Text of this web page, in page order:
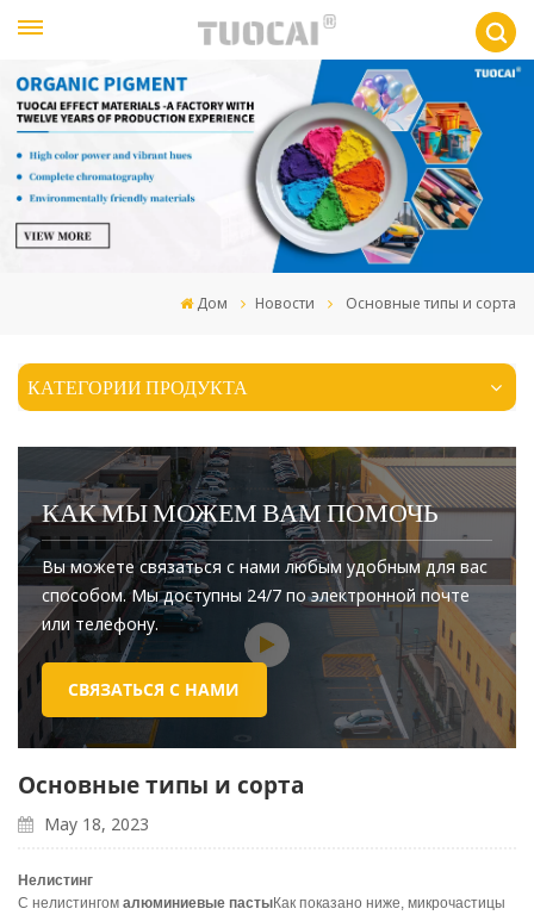
Дом Новости Основные типы и сорта
КАТЕГОРИИ ПРОДУКТА
КАК МЫ МОЖЕМ ВАМ ПОМОЧЬ
Вы можете связаться с нами любым удобным для вас
способом. Мы доступны 24/7 по электронной почте
или телефону.
СВЯЗАТЬСЯ С НАМИ
Основные типы и сорта
May 18, 2023
Нелистинг
С нелистингом алюминиевые пастыКак показано ниже, микрочастицы